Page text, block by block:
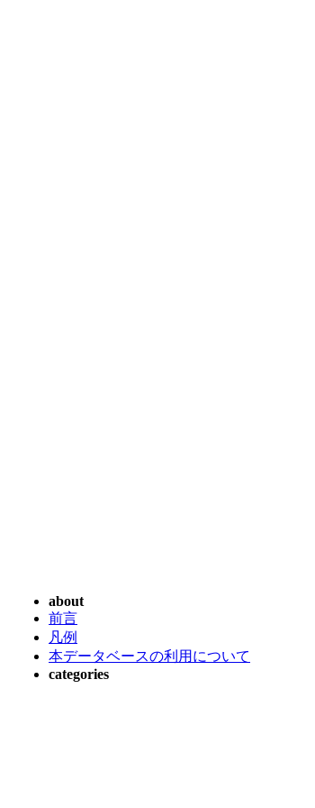
about
前言
凡例
本データベースの利用について
categories